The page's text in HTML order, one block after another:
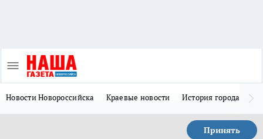
Новости Новороссийска Краевые новости История города Н
Принять